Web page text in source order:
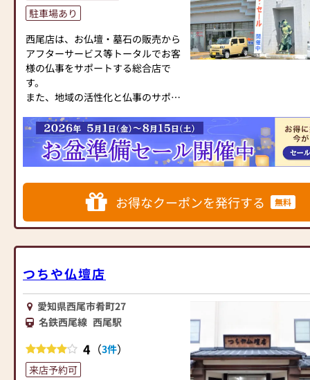
駐車場あり
西尾店は、お仏壇・墓石の販売から
アフターサービス等トータルでお客
様の仏事をサポートする総合店で
す。
また、地域の活性化と仏事のサポー
店舗です。
広い一階建てフロアに、大型仏壇か
ら小さなコンパクト仏壇・モダン仏
壇まで各宗派のお仏壇を多数展示し
ており、お仏壇のお洗濯やリノベー
ション、また地域の樹木葬霊園のご
案内やお墓の相談など多数取り扱っ
ています。
また、充実したサービスと品揃え、
ネーターが在籍しており、お仏壇の
まで、幅広い知識と経験に基づいた
丁寧なアドバイスを受けることがで
きますので安心してご相談くださ
い。
南向きの明るい店内と充実した品揃
えの西尾店、スタッフ一同、皆様の
お得なクーポンを発行する 無料
つちや仏壇店
愛知県西尾市肴町27
名鉄西尾線 西尾駅
4 （3件）
来店予約可